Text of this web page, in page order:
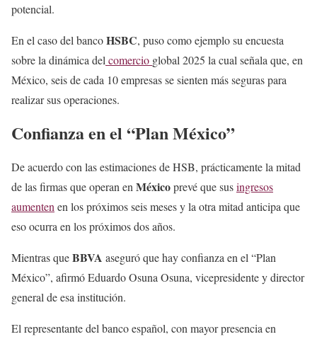
potencial.
En el caso del bancoHSBC, puso como ejemplo su encuesta
sobre la dinámica del comercio global 2025 la cual señala que, en
México, seis de cada 10 empresas se sienten más seguras para
realizar sus operaciones.
Confianza en el “Plan México”
De acuerdo con las estimaciones de HSB, prácticamente la mitad
de las firmas que operan enMéxicoprevé que susingresos
aumentenen los próximos seis meses y la otra mitad anticipa que
eso ocurra en los próximos dos años.
Mientras queBBVA aseguró que hay confianza en el “Plan
México”, afirmó Eduardo Osuna Osuna, vicepresidente y director
general de esa institución.
El representante del banco español, con mayor presencia en